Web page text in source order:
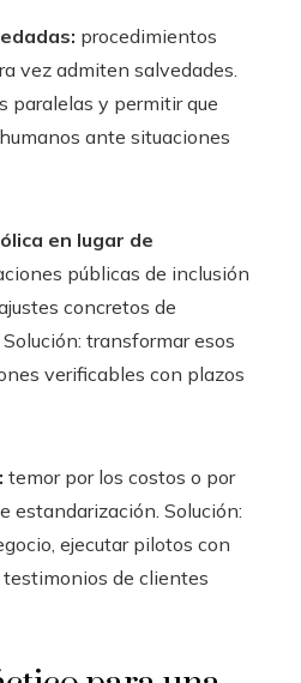
procedimientos
vez admiten salvedades.
paralelas y permitir que
ante situaciones
en lugar de
públicas de inclusión
concretos de
transformar esos
verificables con plazos
temor por los costos o por
estandarización. Solución:
ejecutar pilotos con
de clientes